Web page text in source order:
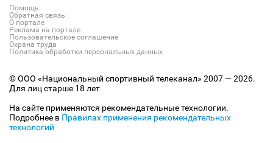
Помощь
Обратная связь
О портале
Реклама на портале
Пользовательское соглашение
Охрана труда
Политика обработки персональных данных
© ООО «Национальный спортивный телеканал» 2007 — 2026.
Для лиц старше 18 лет
На сайте применяются рекомендательные технологии.
Подробнее в Правилах применения рекомендательных
технологий